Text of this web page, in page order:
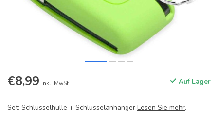
€8,99 Inkl. MwSt. Auf Lager
Set: Schlüsselhülle + Schlüsselanhänger Lesen Sie mehr.